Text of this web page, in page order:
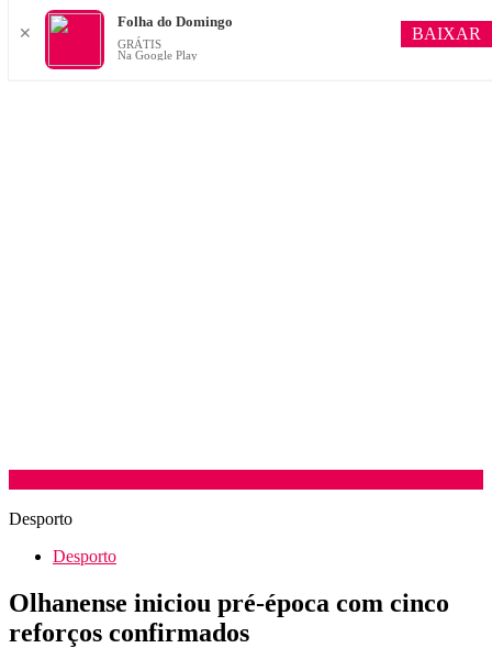
Desporto
Desporto
Olhanense iniciou pré-época com cinco
reforços confirmados
✕
Folha do Domingo
GRÁTIS
Na Google Play
BAIXAR